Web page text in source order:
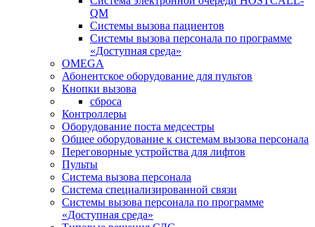
QM
Системы вызова пациентов
Системы вызова персонала по программе
«Доступная среда»
OMEGA
Абонентское оборудование для пультов
Кнопки вызова
сброса
Контроллеры
Оборудование поста медсестры
Общее оборудование к системам вызова персонала
Переговорные устройства для лифтов
Пульты
Система вызова персонала
Система специализированной связи
Системы вызова персонала по программе
«Доступная среда»